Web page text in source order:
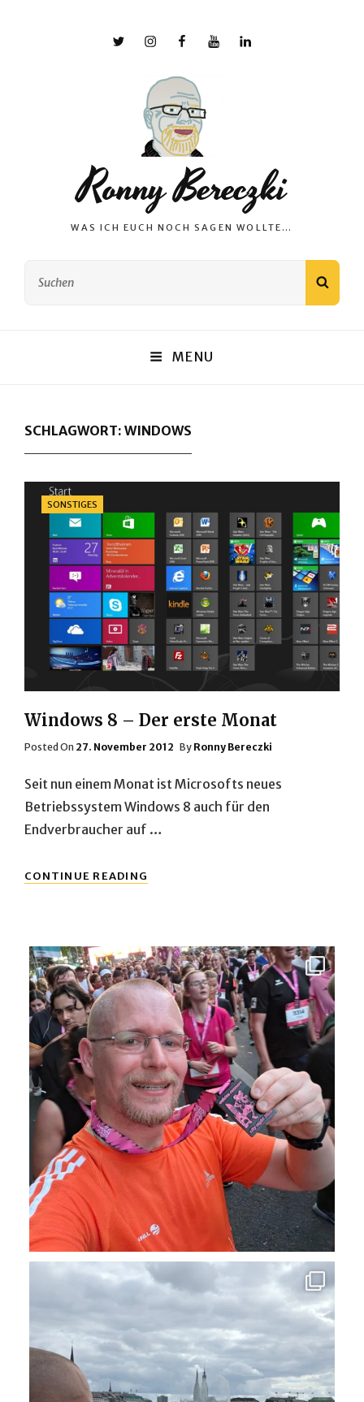
X InstagramFacebookYouTubeLinkedin
Ronny Bereczki
WAS ICH EUCH NOCH SAGEN WOLLTE…
MENU
SCHLAGWORT: WINDOWS
Categories
SONSTIGES
Windows 8 – Der erste Monat
Posted On Posted
27. November 2012 By Ronny Bereczki
Seit nun einem Monat ist Microsofts neues
Betriebssystem Windows 8 auch für den
Endverbraucher auf …
CONTINUE READING
8
MONAT
Entspannt dem Abend entgegen, 10 Kilometer durch...
34 1
Nach der Arbeit ein Ausflug in die Stadt - gehört...